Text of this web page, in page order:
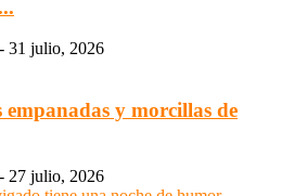
- 31 julio, 2026
empanadas y morcillas de
- 27 julio, 2026